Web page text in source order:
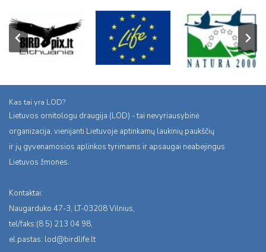
Kas tai yra LOD?
Lietuvos ornitologu draugija (LOD) - tai nevyriausybinė
organizacija, vienijanti Lietuvoje aptinkamų laukinių paukščių
ir jų gyvenamosios aplinkos tyrimams ir apsaugai neabejingus
Lietuvos žmones.
Kontaktai:
Naugarduko 47-3, LT-03208 Vilnius,
tel/faks:(8 5) 213 04 98,
el.pastas: lod@birdlife.lt